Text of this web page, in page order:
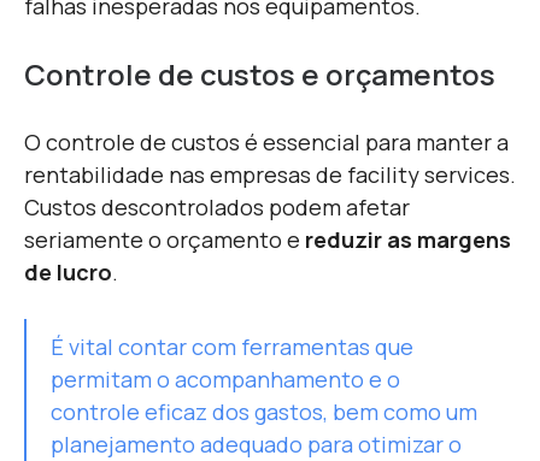
falhas inesperadas nos equipamentos.
Controle de custos e orçamentos
O controle de custos é essencial para manter a
rentabilidade nas empresas de facility services.
Custos descontrolados podem afetar
seriamente o orçamento e reduzir as margens
de lucro.
É vital contar com ferramentas que
permitam o acompanhamento e o
controle eficaz dos gastos, bem como um
planejamento adequado para otimizar o